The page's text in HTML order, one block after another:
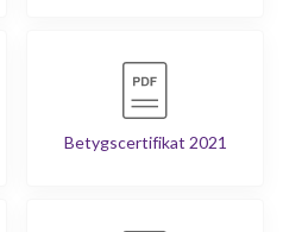
Betygscertifikat 2021